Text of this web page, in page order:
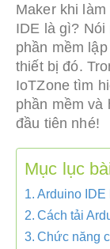
Maker khi
IDE là gì? Nói
phần mềm
thiết bị đó.
IoTZone tìm
phần mềm
đầu tiên nhé!
Mục lục
Arduino IDE
Cách tải
Chức năng